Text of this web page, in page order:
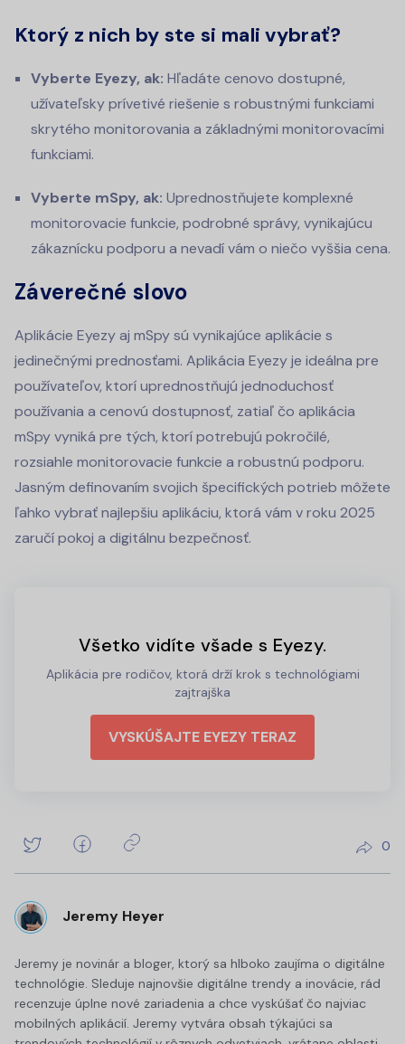
Ktorý z nich by ste si mali vybrať?
Vyberte Eyezy, ak: Hľadáte cenovo dostupné,
užívateľsky prívetivé riešenie s robustnými funkciami
skrytého monitorovania a základnými monitorovacími
funkciami.
Vyberte mSpy, ak: Uprednostňujete komplexné
monitorovacie funkcie, podrobné správy, vynikajúcu
zákaznícku podporu a nevadí vám o niečo vyššia cena.
Záverečné slovo
Aplikácie Eyezy aj mSpy sú vynikajúce aplikácie s
jedinečnými prednosťami. Aplikácia Eyezy je ideálna pre
používateľov, ktorí uprednostňujú jednoduchosť
používania a cenovú dostupnosť, zatiaľ čo aplikácia
mSpy vyniká pre tých, ktorí potrebujú pokročilé,
rozsiahle monitorovacie funkcie a robustnú podporu.
Jasným definovaním svojich špecifických potrieb môžete
ľahko vybrať najlepšiu aplikáciu, ktorá vám v roku 2025
zaručí pokoj a digitálnu bezpečnosť.
Všetko vidíte všade s Eyezy.
Aplikácia pre rodičov, ktorá drží krok s technológiami
zajtrajška
VYSKÚŠAJTE EYEZY TERAZ
0
Jeremy Heyer
Jeremy je novinár a bloger, ktorý sa hlboko zaujíma o digitálne
technológie. Sleduje najnovšie digitálne trendy a inovácie, rád
recenzuje úplne nové zariadenia a chce vyskúšať čo najviac
mobilných aplikácií. Jeremy vytvára obsah týkajúci sa